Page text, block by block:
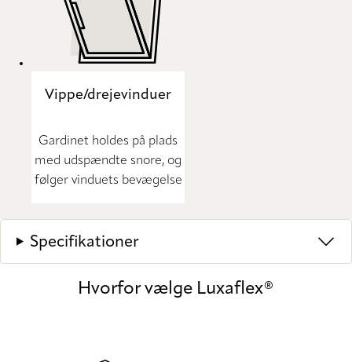
Vippe/drejevinduer
Gardinet holdes på plads
med udspændte snore, og
følger vinduets bevægelse
Specifikationer
Hvorfor vælge Luxaflex®